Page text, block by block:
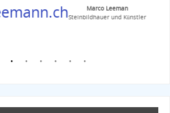
Marco Leeman
Steinbildhauer und Künstler